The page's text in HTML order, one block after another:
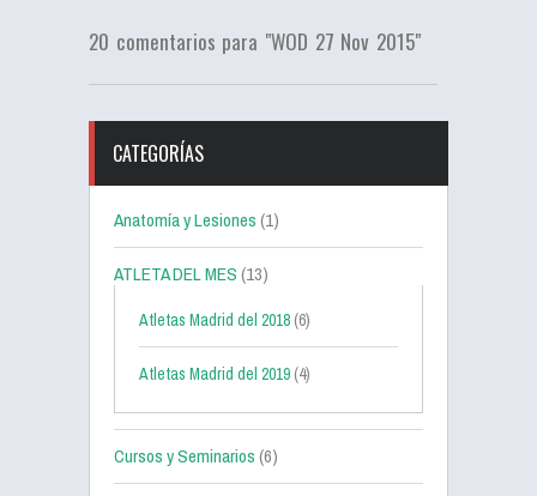
20 comentarios para "WOD 27 Nov 2015"
CATEGORÍAS
Anatomía y Lesiones(1)
ATLETA DEL MES(13)
Atletas Madrid del 2018 (6)
Atletas Madrid del 2019 (4)
Cursos y Seminarios(6)